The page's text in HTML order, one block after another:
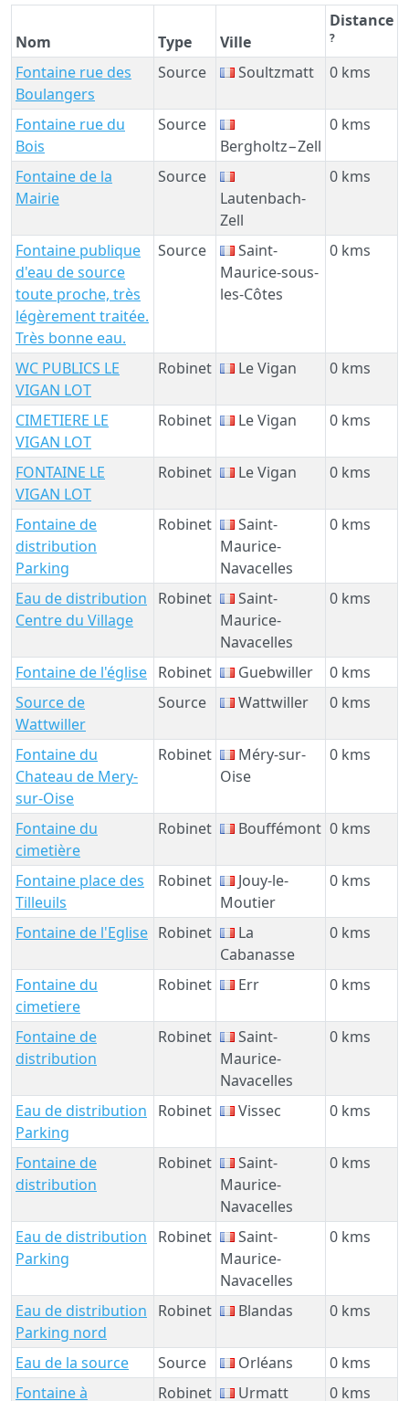
Nom Type Ville
Distance
?
Fontaine rue des
Boulangers
Source Soultzmatt 0 kms
Fontaine rue du
Bois
Source
Bergholtz−Zell
0 kms
Fontaine de la
Mairie
Source
Lautenbach-
Zell
0 kms
Fontaine publique
d'eau de source
toute proche, très
légèrement traitée.
Très bonne eau.
Source
Saint-
Maurice-sous-
les-Côtes
0 kms
WC PUBLICS LE
VIGAN LOT
Robinet Le Vigan 0 kms
CIMETIERE LE
VIGAN LOT
Robinet Le Vigan 0 kms
FONTAINE LE
VIGAN LOT
Robinet Le Vigan 0 kms
Fontaine de
distribution
Parking
Robinet
Saint-
Maurice-
Navacelles
0 kms
Eau de distribution
Centre du Village
Robinet
Saint-
Maurice-
Navacelles
0 kms
Fontaine de l'église Robinet Guebwiller
0 kms
Source de
Wattwiller
Source Wattwiller 0 kms
Fontaine du
Chateau de Mery-
sur-Oise
Robinet
Méry-sur-
Oise
0 kms
Fontaine du
cimetière
Robinet Bouffémont 0 kms
Fontaine place des
Tilleuils
Robinet
Jouy-le-
Moutier
0 kms
Fontaine de l'Eglise Robinet
La
Cabanasse
0 kms
Fontaine du
cimetiere
Robinet Err 0 kms
Fontaine de
distribution
Robinet
Saint-
Maurice-
Navacelles
0 kms
Eau de distribution
Parking
Robinet Vissec 0 kms
Fontaine de
distribution
Robinet
Saint-
Maurice-
Navacelles
0 kms
Eau de distribution
Parking
Robinet
Saint-
Maurice-
Navacelles
0 kms
Eau de distribution
Parking nord
Robinet Blandas 0 kms
Eau de la source Source Orléans
0 kms
Fontaine à
Robinet Urmatt 0 kms